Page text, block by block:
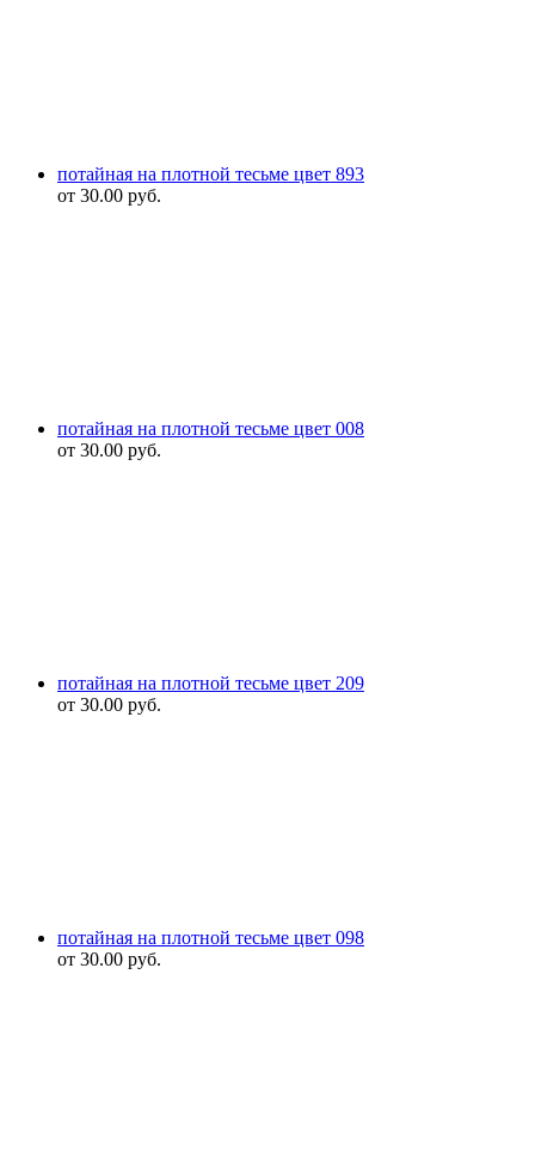
потайная на плотной тесьме цвет 893
от 30.00 руб.
потайная на плотной тесьме цвет 008
от 30.00 руб.
потайная на плотной тесьме цвет 209
от 30.00 руб.
потайная на плотной тесьме цвет 098
от 30.00 руб.